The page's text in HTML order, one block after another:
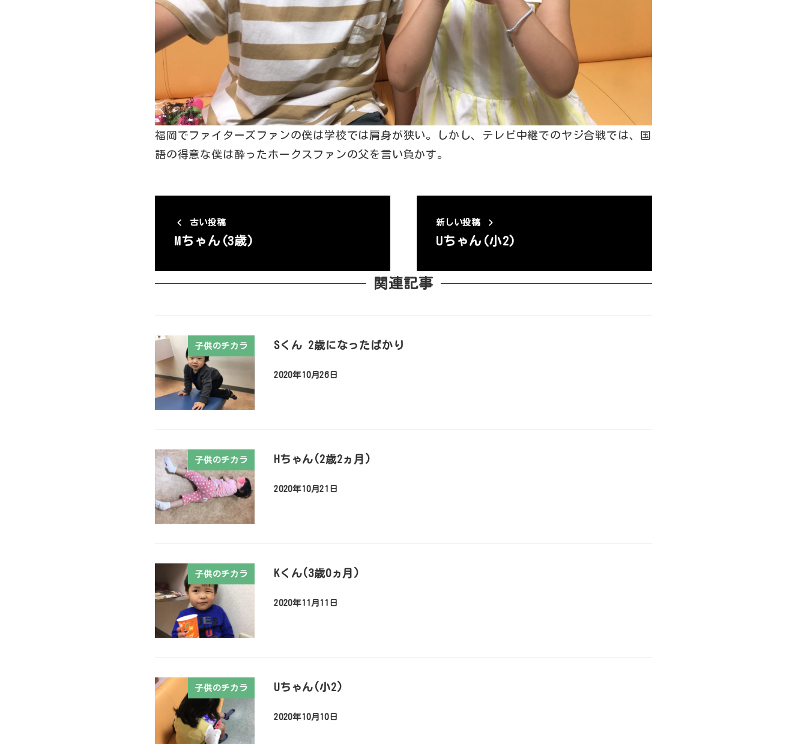
福岡でファイターズファンの僕は学校では肩身が狭い。しかし、テレビ中継でのヤジ合戦では、国
語の得意な僕は酔ったホークスファンの父を言い負かす。
古い投稿
Mちゃん(3歳)
新しい投稿
Uちゃん(小2)
関連記事
子供のチカラ Sくん 2歳になったばかり
投稿日
2020年10月26日
子供のチカラ Hちゃん(2歳2ヵ月)
投稿日
2020年10月21日
子供のチカラ Kくん(3歳0ヵ月)
投稿日
2020年11月11日
子供のチカラ Uちゃん(小2)
投稿日
2020年10月10日